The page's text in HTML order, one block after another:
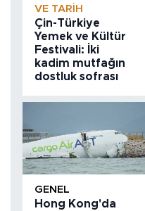
VE TARIH
Çin-Türkiye
Yemek ve Kültür
Festivali: İki
kadim mutfağın
dostluk sofrası
GENEL
Hong Kong'da